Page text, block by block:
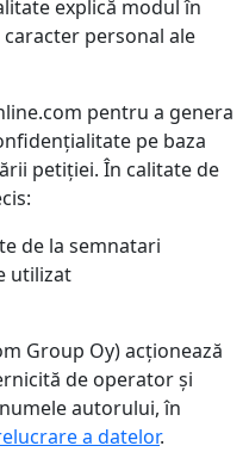
explică modul în
personal ale
pentru a genera
pe baza
petiției. În calitate de
de la semnatari
utilizat
Group Oy) acționează
de operator și
autorului, în
a datelor.